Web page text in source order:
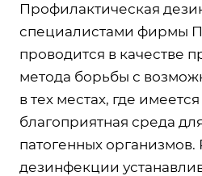
Профилактическая
специалистами фирмы
проводится в качестве
метода борьбы с
в тех местах, где
благоприятная среда
патогенных
дезинфекции